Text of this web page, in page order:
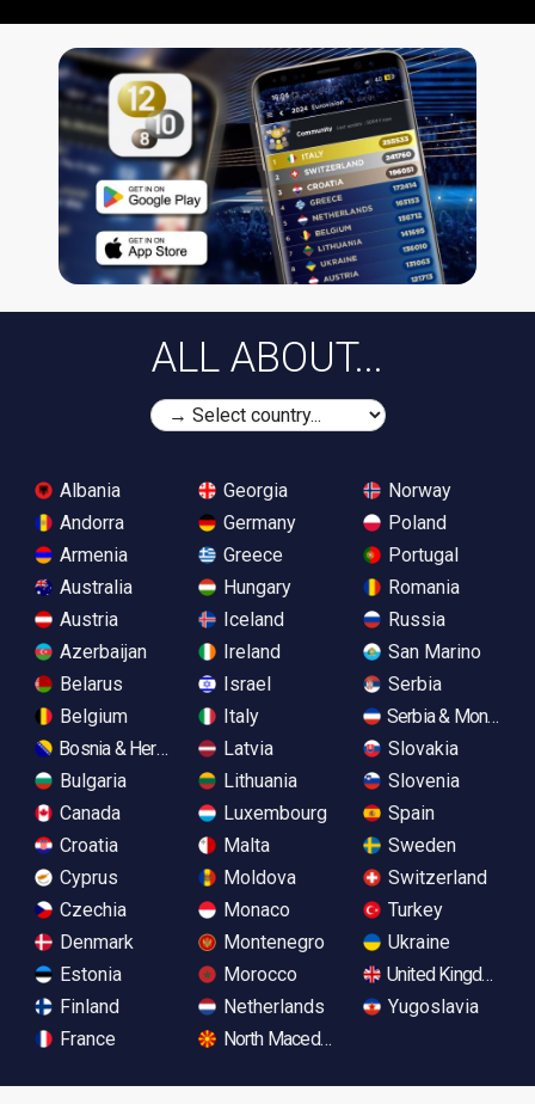
ALL ABOUT...
Albania
Andorra
Armenia
Australia
Austria
Azerbaijan
Belarus
Belgium
Bosnia & Herzegovina
Bulgaria
Canada
Croatia
Cyprus
Czechia
Denmark
Estonia
Finland
France
Georgia
Germany
Greece
Hungary
Iceland
Ireland
Israel
Italy
Latvia
Lithuania
Luxembourg
Malta
Moldova
Monaco
Montenegro
Morocco
Netherlands
North Macedonia
Norway
Poland
Portugal
Romania
Russia
San Marino
Serbia
Serbia &
Slovakia
Slovenia
Spain
Sweden
Switzerland
Turkey
Ukraine
United Kingdom
Yugoslavia